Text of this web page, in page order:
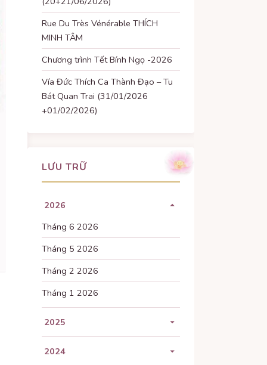
Rue Du Très Vénérable THÍCH
MINH TÂM
Chương trình Tết Bính Ngọ -2026
Vía Đức Thích Ca Thành Đạo – Tu
Bát Quan Trai (31/01/2026
+01/02/2026)
LƯU TRỮ
2026
Tháng 6 2026
Tháng 5 2026
Tháng 2 2026
Tháng 1 2026
2025
2024